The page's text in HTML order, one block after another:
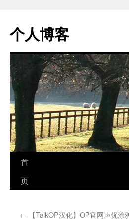
个人博客
跳
至
首
页
← 【TalkOP汉化】OP官网声优涂